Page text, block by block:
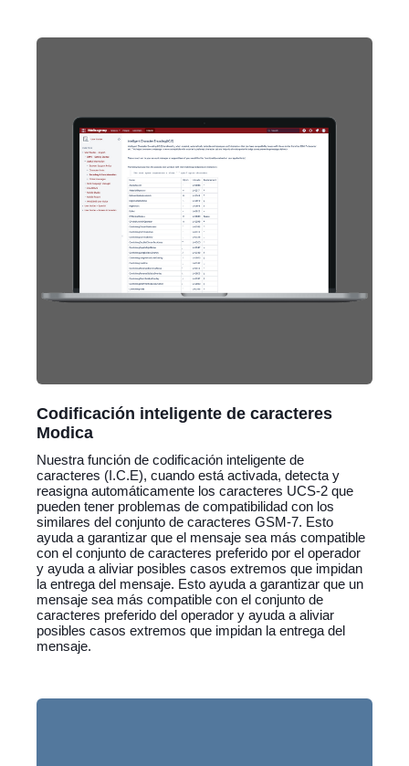
Codificación inteligente de caracteres
Modica
Nuestra función de codificación inteligente de
caracteres (I.C.E), cuando está activada, detecta y
reasigna automáticamente los caracteres UCS-2 que
pueden tener problemas de compatibilidad con los
similares del conjunto de caracteres GSM-7. Esto
ayuda a garantizar que el mensaje sea más compatible
con el conjunto de caracteres preferido por el operador
y ayuda a aliviar posibles casos extremos que impidan
la entrega del mensaje. Esto ayuda a garantizar que un
mensaje sea más compatible con el conjunto de
caracteres preferido del operador y ayuda a aliviar
posibles casos extremos que impidan la entrega del
mensaje.